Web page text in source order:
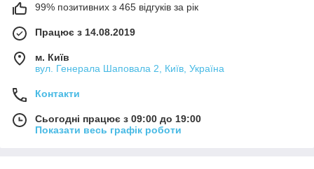
99% позитивних з 465 відгуків за рік
Працює з 14.08.2019
м. Київ
вул. Генерала Шаповала 2, Київ, Україна
Контакти
Сьогодні працює з 09:00 до 19:00
Показати весь графік роботи